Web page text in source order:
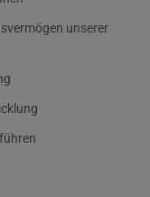
unserer